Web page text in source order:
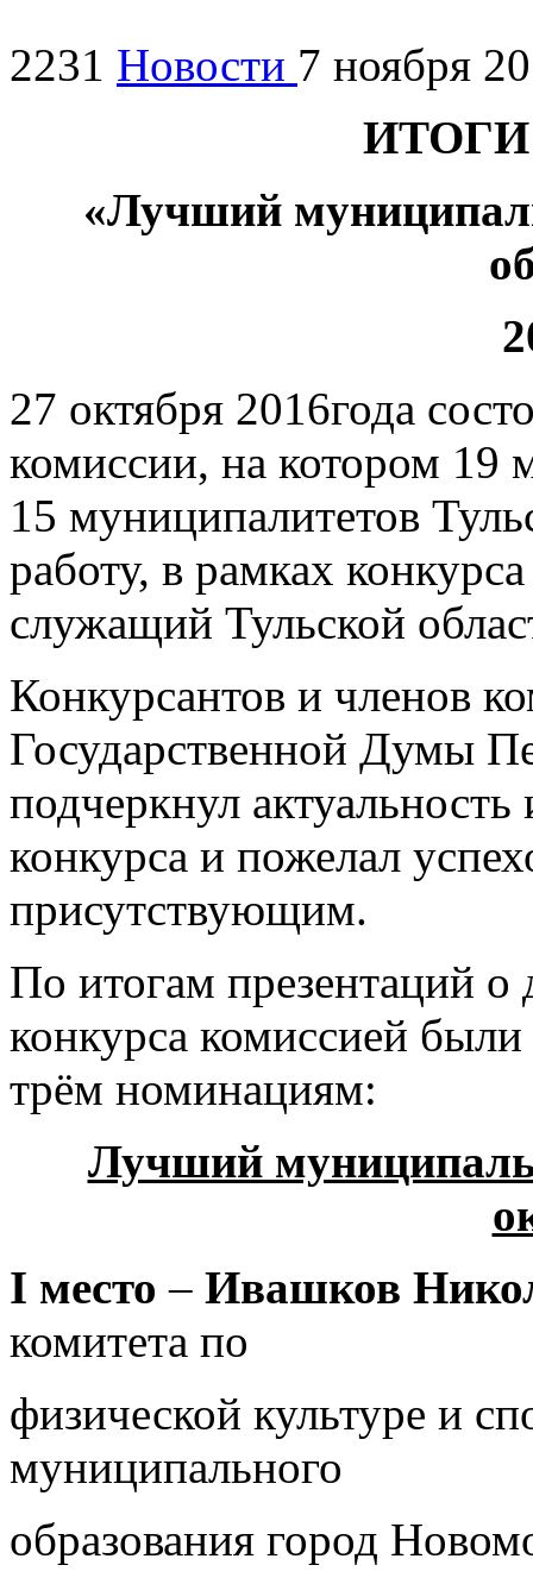
2231 Новости 7 ноября
«Лучший
27 октября 2016года
комиссии, на котором
15 муниципалитетов
работу, в рамках
служащий Тульской
Конкурсантов и членов
Государственной Думы
подчеркнул
конкурса и пожелал
присутствующим.
По итогам презентаций о
конкурса комиссией
трём номинациям:
Лучший
I место – Ивашков
комитета по
физической культуре и
муниципального
образования город